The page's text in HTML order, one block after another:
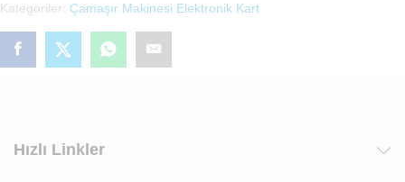
(2851545000)
adet
Kategoriler: Çamaşır Makinesi Elektronik Kart
Hızlı Linkler